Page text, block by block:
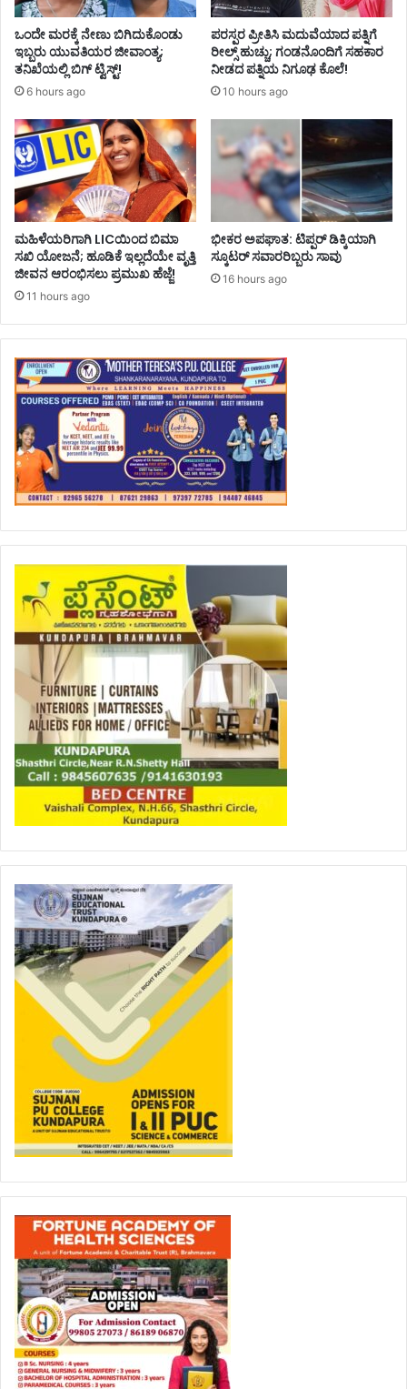
ಒಂದೇ ಮರಕ್ಕೆ ನೇಣು ಬಿಗಿದುಕೊಂಡು
ಇಬ್ಬರು ಯುವತಿಯರ ಜೀವಾಂತ್ಯ;
ತನಿಖೆಯಲ್ಲಿ ಬಿಗ್ ಟ್ವಿಸ್ಟ್!
6 hours ago
ಪರಸ್ಪರ ಪ್ರೀತಿಸಿ ಮದುವೆಯಾದ ಪತ್ನಿಗೆ
ರೀಲ್ಸ್ ಹುಚ್ಚು; ಗಂಡನೊಂದಿಗೆ ಸಹಕಾರ
ನೀಡದ ಪತ್ನಿಯ ನಿಗೂಢ ಕೊಲೆ!
10 hours ago
ಮಹಿಳೆಯರಿಗಾಗಿ LICಯಿಂದ ಬಿಮಾ
ಸಖಿ ಯೋಜನೆ; ಹೂಡಿಕೆ ಇಲ್ಲದೆಯೇ ವೃತ್ತಿ
ಜೀವನ ಆರಂಭಿಸಲು ಪ್ರಮುಖ ಹೆಜ್ಜೆ!
11 hours ago
ಭೀಕರ ಅಪಘಾತ: ಟಿಪ್ಪರ್ ಡಿಕ್ಕಿಯಾಗಿ
ಸ್ಕೂಟರ್ ಸವಾರರಿಬ್ಬರು ಸಾವು
16 hours ago